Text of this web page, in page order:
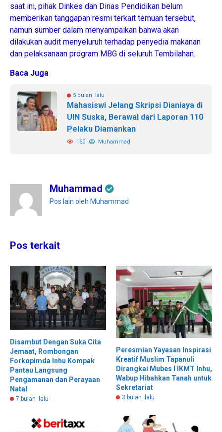
saat ini, pihak Dinkes dan Dinas Pendidikan belum
memberikan tanggapan resmi terkait temuan tersebut,
namun sumber dalam menyampaikan bahwa akan
dilakukan audit menyeluruh terhadap penyedia makanan
dan pelaksanaan program MBG di seluruh Tembilahan.
Baca Juga
5 bulan lalu
Mahasiswi Jelang Skripsi Dianiaya di
UIN Suska, Berawal dari Laporan 110
Pelaku Diamankan
150 Muhammad
Muhammad
Pos lain oleh Muhammad
Pos terkait
Disambut Dengan Suka Cita
Jemaat, Rombongan
Forkopimda Inhu Kompak
Pantau Langsung
Pengamanan dan Perayaan
Natal
7 bulan lalu
Peresmian Yayasan Inspirasi
Kreatif Muslim Tapanuli
Dirangkai Mubes I IKMT Inhu,
Wabup Hibahkan Tanah untuk
Sekretariat
3 bulan lalu